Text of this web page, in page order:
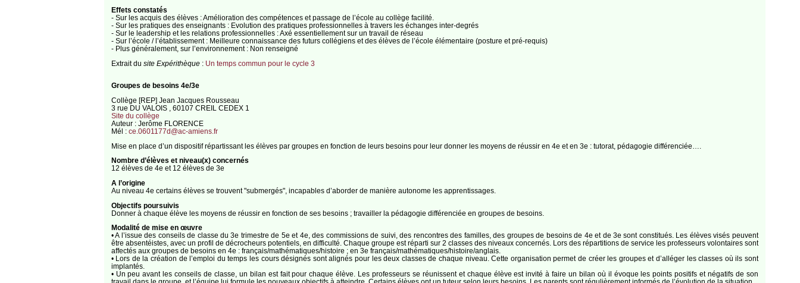
Effets constatés
- Sur les acquis des élèves : Amélioration des compétences et passage de l’école au collège facilité.
- Sur les pratiques des enseignants : Evolution des pratiques professionnelles à travers les échanges inter-degrés
- Sur le leadership et les relations professionnelles : Axé essentiellement sur un travail de réseau
- Sur l’école / l’établissement : Meilleure connaissance des futurs collégiens et des élèves de l’école élémentaire (posture et pré-requis)
- Plus généralement, sur l’environnement : Non renseigné
Extrait du site Expérithèque: Un temps commun pour le cycle 3
Groupes de besoins 4e/3e
Collège [REP] Jean Jacques Rousseau
3 rue DU VALOIS , 60107 CREIL CEDEX 1
Site du collège
Auteur : Jerôme FLORENCE
Mél : ce.0601177d@ac-amiens.fr
Mise en place d’un dispositif répartissant les élèves par groupes en fonction de leurs besoins pour leur donner les moyens de réussir en 4e et en 3e : tutorat, pédagogie différenciée….
Nombre d’élèves et niveau(x) concernés
12 élèves de 4e et 12 élèves de 3e
A l’origine
Au niveau 4e certains élèves se trouvent "submergés", incapables d’aborder de manière autonome les apprentissages.
Objectifs poursuivis
Donner à chaque élève les moyens de réussir en fonction de ses besoins ; travailler la pédagogie différenciée en groupes de besoins.
Modalité de mise en œuvre
• A l’issue des conseils de classe du 3e trimestre de 5e et 4e, des commissions de suivi, des rencontres des familles, des groupes de besoins de 4e et de 3e sont constitués. Les élèves visés peuvent
être absentéistes, avec un profil de décrocheurs potentiels, en difficulté. Chaque groupe est réparti sur 2 classes des niveaux concernés. Lors des répartitions de service les professeurs volontaires sont
affectés aux groupes de besoins en 4e : français/mathématiques/histoire ; en 3e français/mathématiques/histoire/anglais.
• Lors de la création de l’emploi du temps les cours désignés sont alignés pour les deux classes de chaque niveau. Cette organisation permet de créer les groupes et d’alléger les classes où ils sont
implantés.
• Un peu avant les conseils de classe, un bilan est fait pour chaque élève. Les professeurs se réunissent et chaque élève est invité à faire un bilan où il évoque les points positifs et négatifs de son